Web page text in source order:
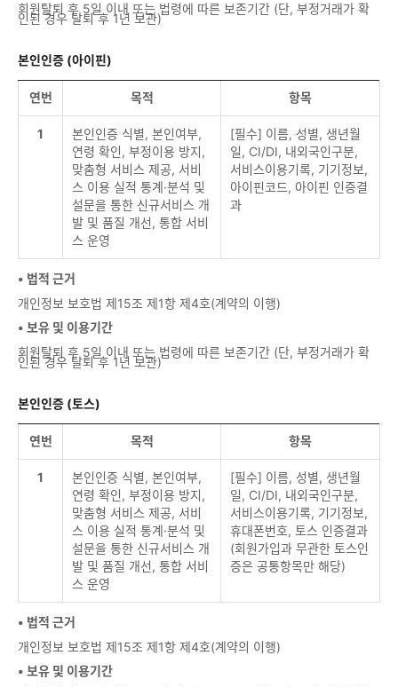
회원탈퇴 후 5일 이내 또는 법령에 따른 보존기간 (단, 부정거래가 확
인된 경우 탈퇴 후 1년 보관)
본인인증 (아이핀)
연번 목적 항목
1
본인인증 식별, 본인여부,
연령 확인, 부정이용 방지,
맞춤형 서비스 제공, 서비
스 이용 실적 통계·분석 및
설문을 통한 신규서비스 개
발 및 품질 개선, 통합 서비
스 운영
[필수] 이름, 성별, 생년월
일, CI/DI, 내외국인구분,
서비스이용기록, 기기정보,
아이핀코드, 아이핀 인증결
과
• 법적 근거
개인정보 보호법 제15조 제1항 제4호(계약의 이행)
• 보유 및 이용기간
회원탈퇴 후 5일 이내 또는 법령에 따른 보존기간 (단, 부정거래가 확
인된 경우 탈퇴 후 1년 보관)
본인인증 (토스)
연번 목적 항목
1
본인인증 식별, 본인여부,
연령 확인, 부정이용 방지,
맞춤형 서비스 제공, 서비
스 이용 실적 통계·분석 및
설문을 통한 신규서비스 개
발 및 품질 개선, 통합 서비
스 운영
[필수] 이름, 성별, 생년월
일, CI/DI, 내외국인구분,
서비스이용기록, 기기정보,
휴대폰번호, 토스 인증결과
(회원가입과 무관한 토스인
증은 공통항목만 해당)
• 법적 근거
개인정보 보호법 제15조 제1항 제4호(계약의 이행)
• 보유 및 이용기간